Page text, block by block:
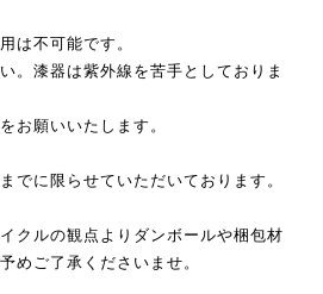
は不可能です。
。漆器は紫外線を苦手としておりま
お願いいたします。
でに限らせていただいております。
クルの観点よりダンボールや梱包材
めご了承くださいませ。